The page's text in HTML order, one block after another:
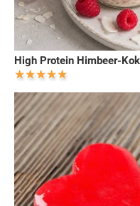
High Protein Himbeer-